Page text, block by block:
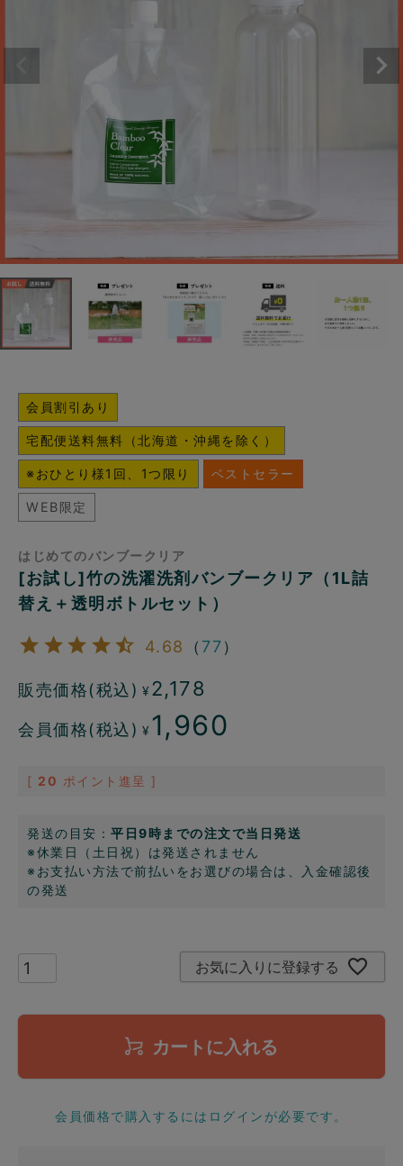
会員割引あり
宅配便送料無料（北海道・沖縄を除く）
※おひとり様1回、1つ限り ベストセラー
WEB限定
はじめてのバンブークリア
[お試し]竹の洗濯洗剤バンブークリア（1L詰
替え＋透明ボトルセット）
4.68 （ 77）
販売価格(税込) ¥ 2,178
会員価格(税込) ¥ 1,960
[ 20 ポイント進呈 ]
発送の目安： 平日9時までの注文で当日発送
※休業日（土日祝）は発送されません
※お支払い方法で前払いをお選びの場合は、入金確認後
の発送
お気に入りに登録する
カートに入れる
会員価格で購入するにはログインが必要です。